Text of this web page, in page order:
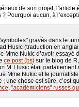
de son projet,
Pourquoi aucun, à
gravés dans le
Husic (traduction en
Mme Nukic d’avoir
ce post (bs) sur le blog de
M. Husic était
Mme Nukic et le
une chose est sûre,
, "académiciens" russes